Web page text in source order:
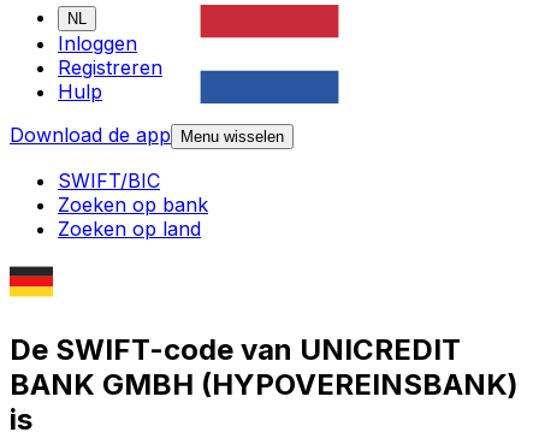
NL
Inloggen
Registreren
Hulp
Download de app
Menu wisselen
SWIFT/BIC
Zoeken op bank
Zoeken op land
De SWIFT-code van UNICREDIT
BANK GMBH (HYPOVEREINSBANK)
is